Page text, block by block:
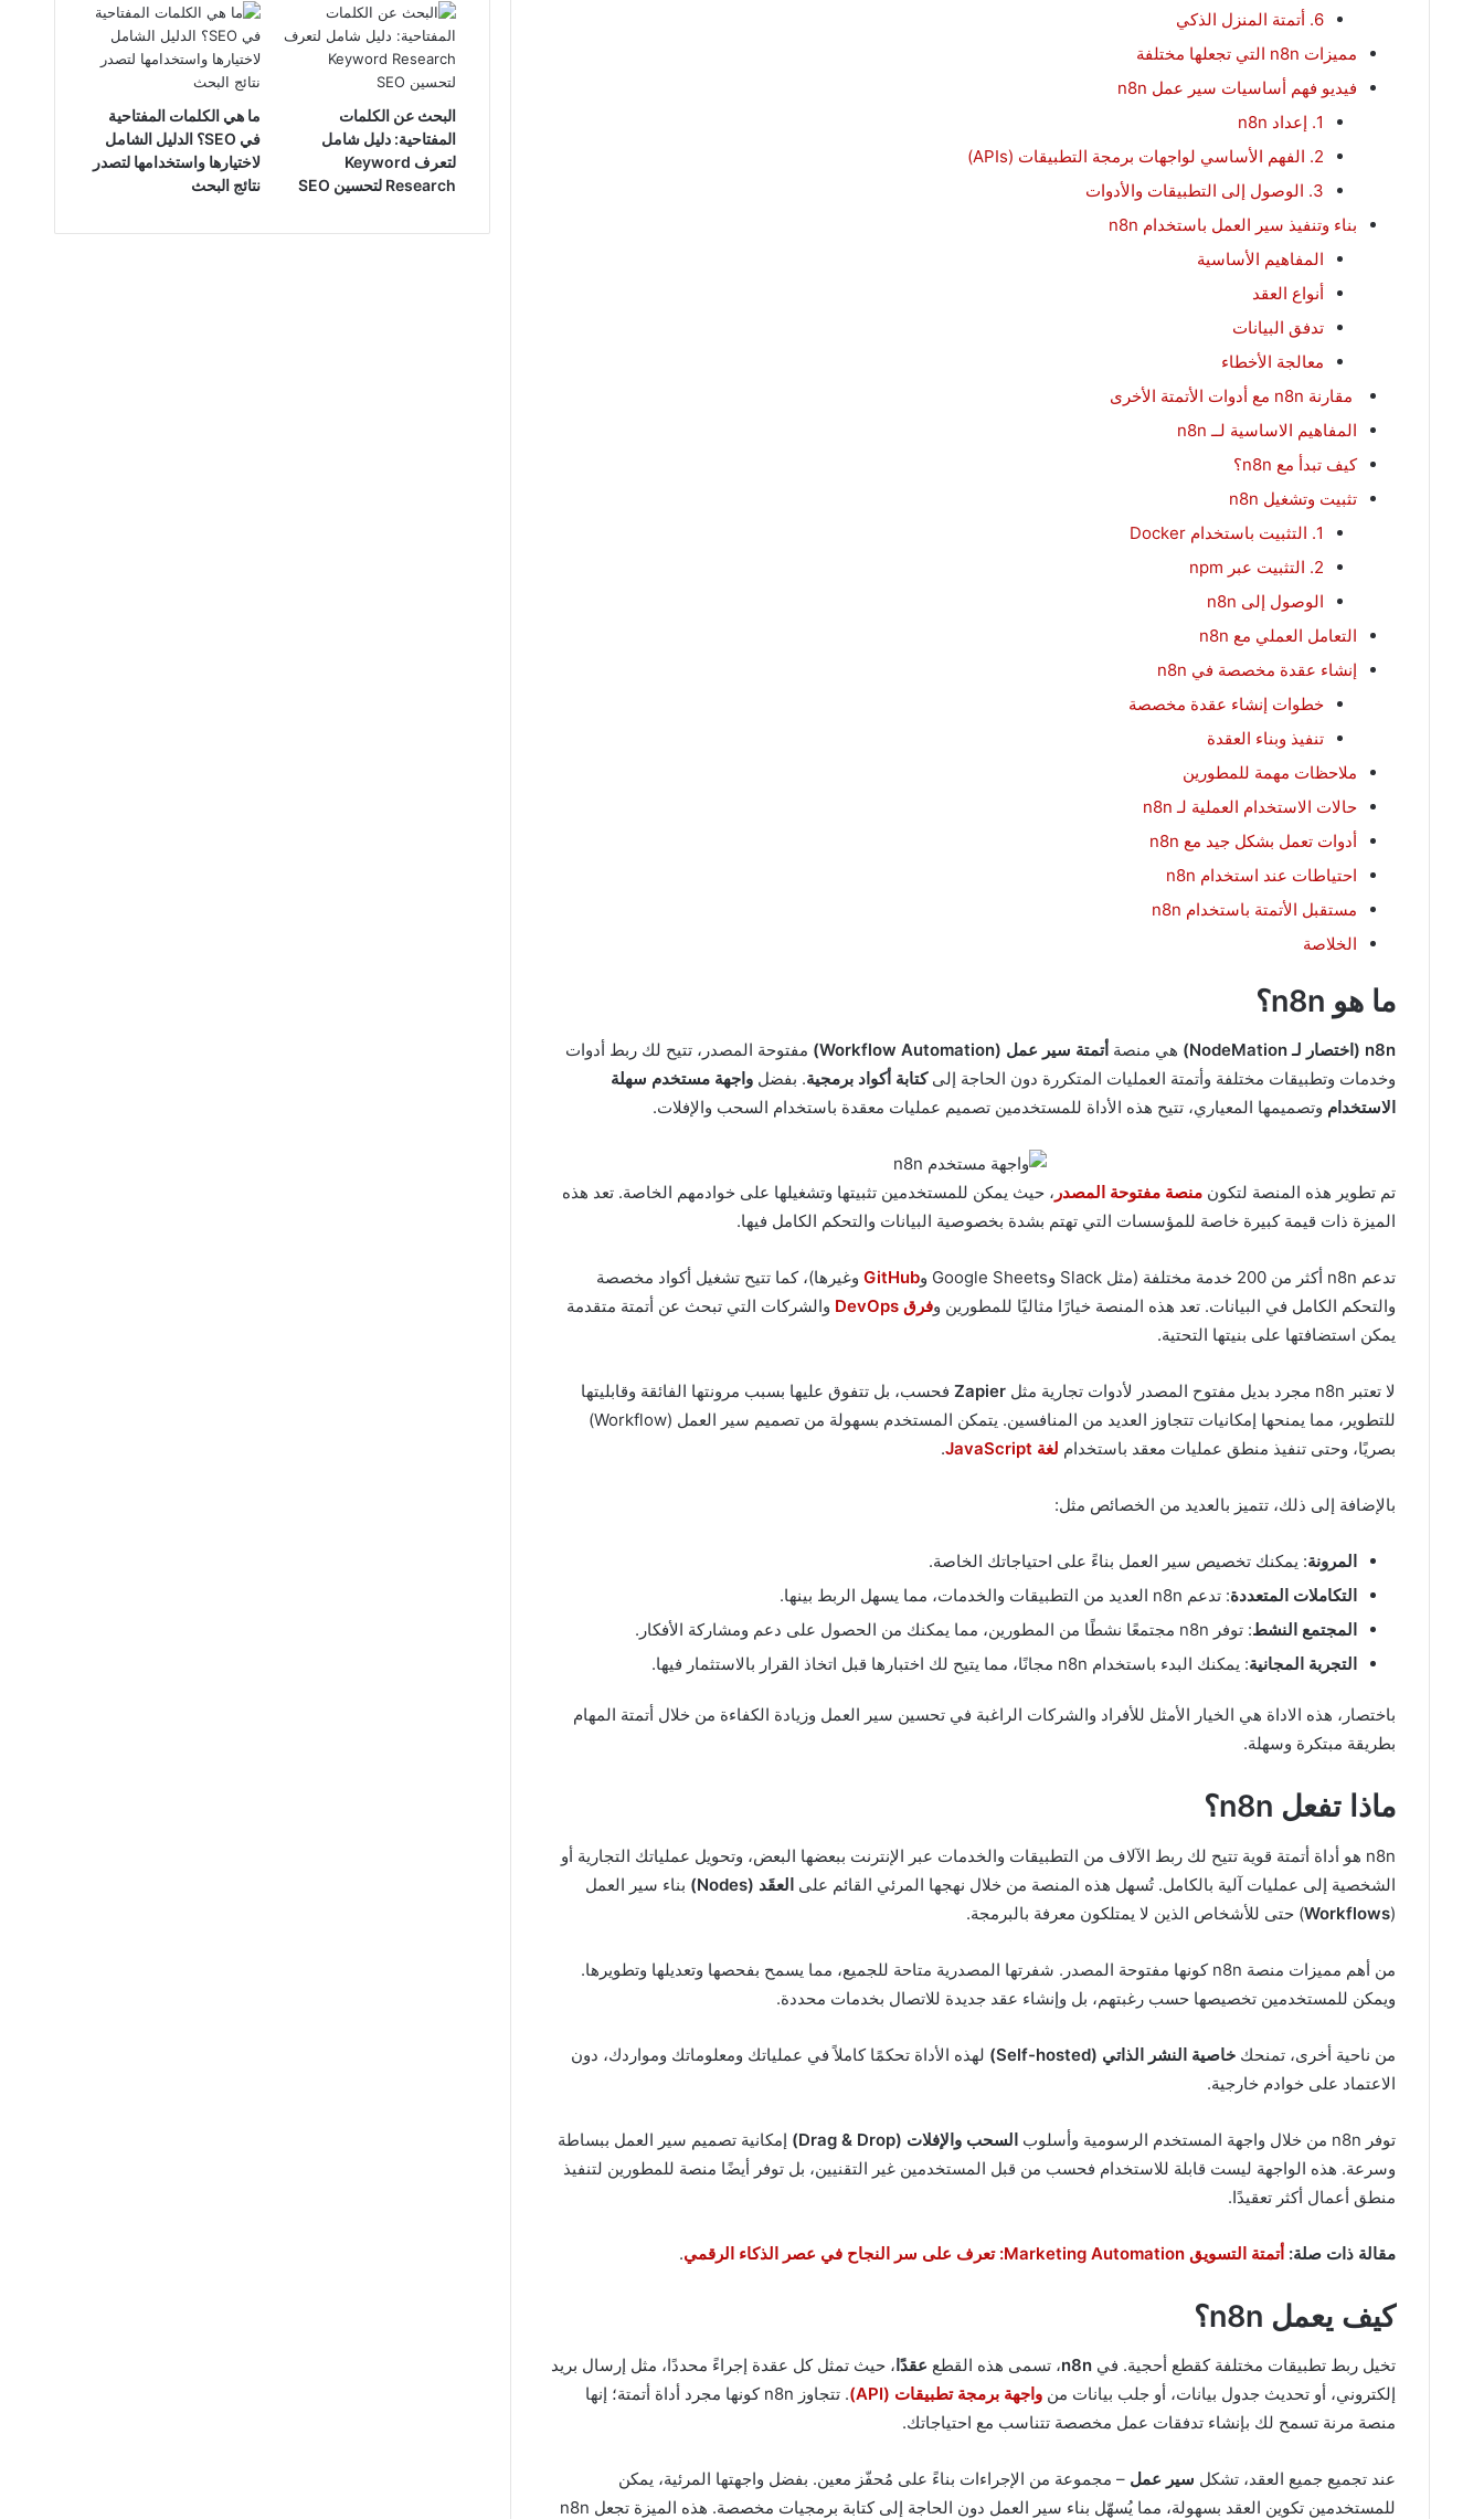
6. أتمتة المنزل الذكي
مميزات n8n التي تجعلها مختلفة
فيديو فهم أساسيات سير عمل n8n
1. إعداد n8n
2. الفهم الأساسي لواجهات برمجة التطبيقات (APIs)
3. الوصول إلى التطبيقات والأدوات
بناء وتنفيذ سير العمل باستخدام n8n
المفاهيم الأساسية
أنواع العقد
تدفق البيانات
معالجة الأخطاء
مقارنة n8n مع أدوات الأتمتة الأخرى
المفاهيم الاساسية لــ n8n
كيف تبدأ مع n8n؟
تثبيت وتشغيل n8n
1. التثبيت باستخدام Docker
2. التثبيت عبر npm
الوصول إلى n8n
التعامل العملي مع n8n
إنشاء عقدة مخصصة في n8n
خطوات إنشاء عقدة مخصصة
تنفيذ وبناء العقدة
ملاحظات مهمة للمطورين
حالات الاستخدام العملية لـ n8n
أدوات تعمل بشكل جيد مع n8n
احتياطات عند استخدام n8n
مستقبل الأتمتة باستخدام n8n
الخلاصة
ما هو n8n؟
n8n (اختصار لـ NodeMation) هي منصة أتمتة سير عمل (Workflow Automation)
مفتوحة المصدر، تتيح لك ربط أدوات
وخدمات وتطبيقات مختلفة وأتمتة العمليات المتكررة دون الحاجة إلىكتابة أكواد برمجية. بفضل واجهة مستخدم سهلة
الاستخدام وتصميمها المعياري، تتيح هذه الأداة للمستخدمين تصميم عمليات معقدة باستخدام السحب والإفلات.
تم تطوير هذه المنصة لتكون منصة مفتوحة المصدر ، حيث يمكن للمستخدمين تثبيتها وتشغيلها على خوادمهم الخاصة. تعد هذه
الميزة ذات قيمة كبيرة خاصة للمؤسسات التي تهتم بشدة بخصوصية البيانات والتحكم الكامل فيها.
تدعم n8n أكثر من 200 خدمة مختلفة (مثل Slack وGoogle Sheets و GitHubوغيرها)، كما تتيح تشغيل أكواد مخصصة
والتحكم الكامل في البيانات. تعد هذه المنصة خيارًا مثاليًا للمطورين وفرق DevOps
والشركات التي تبحث عن أتمتة متقدمة
يمكن استضافتها على بنيتها التحتية.
لا تعتبر n8n مجرد بديل مفتوح المصدر لأدوات تجارية مثل Zapier فحسب، بل تتفوق عليها بسبب مرونتها الفائقة وقابليتها
للتطوير، مما يمنحها إمكانيات تتجاوز العديد من المنافسين. يتمكن المستخدم بسهولة من تصميم سير العمل (Workflow)
بصريًا، وحتى تنفيذ منطق عمليات معقد باستخدام لغة JavaScript .
بالإضافة إلى ذلك، تتميز بالعديد من الخصائص مثل:
المرونة: يمكنك تخصيص سير العمل بناءً على احتياجاتك الخاصة.
التكاملات المتعددة: تدعم n8n العديد من التطبيقات والخدمات، مما يسهل الربط بينها.
المجتمع النشط: توفر n8n مجتمعًا نشطًا من المطورين، مما يمكنك من الحصول على دعم ومشاركة الأفكار.
التجربة المجانية: يمكنك البدء باستخدام n8n مجانًا، مما يتيح لك اختبارها قبل اتخاذ القرار بالاستثمار فيها.
باختصار، هذه الاداة هي الخيار الأمثل للأفراد والشركات الراغبة في تحسين سير العمل وزيادة الكفاءة من خلال أتمتة المهام
بطريقة مبتكرة وسهلة.
ماذا تفعل n8n؟
n8n هو أداة أتمتة قوية تتيح لك ربط الآلاف من التطبيقات والخدمات عبر الإنترنت ببعضها البعض، وتحويل عملياتك التجارية أو
الشخصية إلى عمليات آلية بالكامل. تُسهل هذه المنصة من خلال نهجها المرئي القائم على العقَد (Nodes)
بناء سير العمل
(
Workflows) حتى للأشخاص الذين لا يمتلكون معرفة بالبرمجة.
من أهم مميزات منصة n8n كونها مفتوحة المصدر. شفرتها المصدرية متاحة للجميع، مما يسمح بفحصها وتعديلها وتطويرها.
ويمكن للمستخدمين تخصيصها حسب رغبتهم، بل وإنشاء عقد جديدة للاتصال بخدمات محددة.
من ناحية أخرى، تمنحك خاصية النشر الذاتي (Self-hosted)
لهذه الأداة تحكمًا كاملاً في عملياتك ومعلوماتك ومواردك، دون
الاعتماد على خوادم خارجية.
توفر n8n من خلال واجهة المستخدم الرسومية وأسلوب السحب والإفلات (Drag & Drop)
إمكانية تصميم سير العمل ببساطة
وسرعة. هذه الواجهة ليست قابلة للاستخدام فحسب من قبل المستخدمين غير التقنيين، بل توفر أيضًا منصة للمطورين لتنفيذ
منطق أعمال أكثر تعقيدًا.
مقالة ذات صلة: أتمتة التسويق Marketing Automation: تعرف على سر النجاح في عصر الذكاء الرقمي .
كيف يعمل n8n؟
تخيل ربط تطبيقات مختلفة كقطع أحجية. في n8n، تسمى هذه القطع عقدًا ، حيث تمثل كل عقدة إجراءً محددًا، مثل إرسال بريد
إلكتروني، أو تحديث جدول بيانات، أو جلب بيانات من واجهة برمجة تطبيقات (API)
. تتجاوز n8n كونها مجرد أداة أتمتة؛ إنها
منصة مرنة تسمح لك بإنشاء تدفقات عمل مخصصة تتناسب مع احتياجاتك.
عند تجميع جميع العقد، تشكل سير عمل – مجموعة من الإجراءات بناءً على مُحفّز معين. بفضل واجهتها المرئية، يمكن
للمستخدمين تكوين العقد بسهولة، مما يُسهّل بناء سير العمل دون الحاجة إلى كتابة برمجيات مخصصة. هذه الميزة تجعل n8n
البحث عن الكلمات
المفتاحية: دليل شامل
لتعرف Keyword
Research لتحسين SEO
ما هي الكلمات المفتاحية
في SEO؟ الدليل الشامل
لاختيارها واستخدامها لتصدر
نتائج البحث